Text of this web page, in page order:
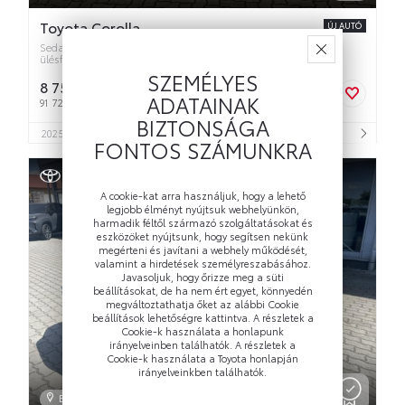
Toyota Corolla
Sedan 1.8 Hybrid Active e-CVT MY25 szalonautó +
ülésfűtés
ÚJ AUTÓ
8 750 000 Ft bruttó
91 720 Ft/hó
2025 Hibrid 1 798 cm3 Automata 98 LE
Eger
SZEMÉLYES
ADATAINAK
BIZTONSÁGA
FONTOS SZÁMUNKRA
A cookie-kat arra használjuk, hogy a lehető
legjobb élményt nyújtsuk webhelyünkön,
harmadik féltől származó szolgáltatásokat és
eszközöket nyújtsunk, hogy segítsen nekünk
megérteni és javítani a webhely működését,
valamint a hirdetések személyreszabásához.
Javasoljuk, hogy őrizze meg a süti
beállításokat, de ha nem ért egyet, könnyedén
megváltoztathatja őket az alábbi Cookie
beállítások lehetőségre kattintva. A részletek a
Cookie-k használata a honlapunk
irányelveinben találhatók. A részletek a
Cookie-k használata a Toyota honlapján
irányelveinkben találhatók.